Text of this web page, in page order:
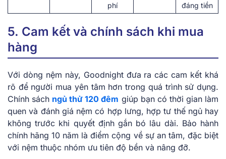
phí
đáng tiền
5. Cam kết và chính sách khi mua
hàng
Với dòng nệm này, Goodnight đưa ra các cam kết khá
rõ để người mua yên tâm hơn trong quá trình sử dụng.
Chính sách ngủ thử 120 đêm giúp bạn có thời gian làm
quen và đánh giá nệm có hợp lưng, hợp tư thế ngủ hay
không trước khi quyết định gắn bó lâu dài. Bảo hành
chính hãng 10 năm là điểm cộng về sự an tâm, đặc biệt
với nệm thuộc nhóm ưu tiên độ bền và nâng đỡ.